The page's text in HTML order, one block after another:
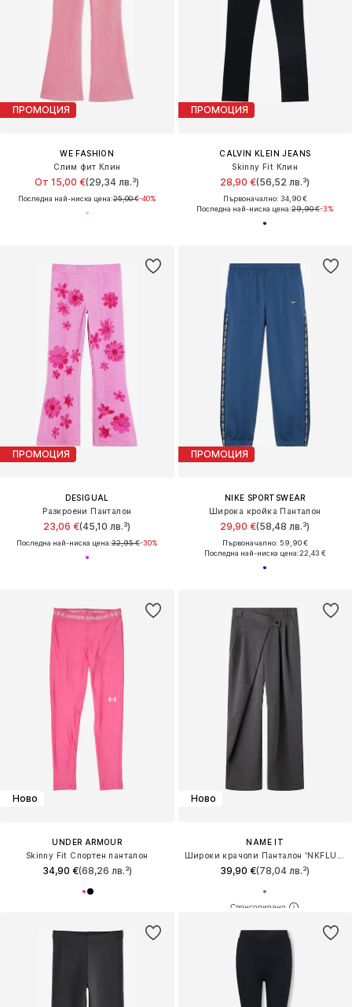
ПРОМОЦИЯ
WE FASHION
Слим фит Клин
От 15,00 €(29,34 лв.³)
Последна най-ниска цена:25,00 €-40%
ПРОМОЦИЯ
CALVIN KLEIN JEANS
Skinny Fit Клин
28,90 €(56,52 лв.³)
Първоначално: 34,90 €
Последна най-ниска цена:29,90 €-3%
ПРОМОЦИЯ
DESIGUAL
Разкроени Панталон
23,06 €(45,10 лв.³)
Последна най-ниска цена:32,95 €-30%
ПРОМОЦИЯ
NIKE SPORTSWEAR
Широка кройка Панталон
29,90 €(58,48 лв.³)
Първоначално: 59,90 €
Последна най-ниска цена:22,43 €
Ново
UNDER ARMOUR
Skinny Fit Спортен панталон
34,90 €(68,26 лв.³)
Ново
NAME IT
39,90 €(78,04 лв.³)